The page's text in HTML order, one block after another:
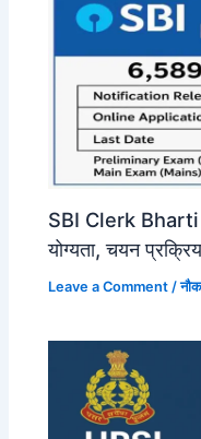
SBI Clerk
योग्यता, चयन
Leave a Comment /